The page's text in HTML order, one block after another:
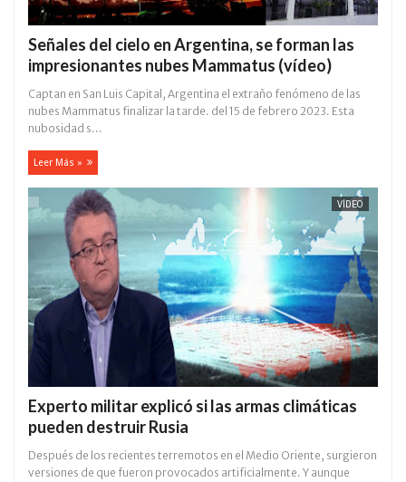
Señales del cielo en Argentina, se forman las
impresionantes nubes Mammatus (vídeo)
Captan en San Luis Capital, Argentina el extraño fenómeno de las
nubes Mammatus finalizar la tarde. del 15 de febrero 2023. Esta
nubosidad s...
Leer Más »
VÍDEO
Experto militar explicó si las armas climáticas
pueden destruir Rusia
Después de los recientes terremotos en el Medio Oriente, surgieron
versiones de que fueron provocados artificialmente. Y aunque